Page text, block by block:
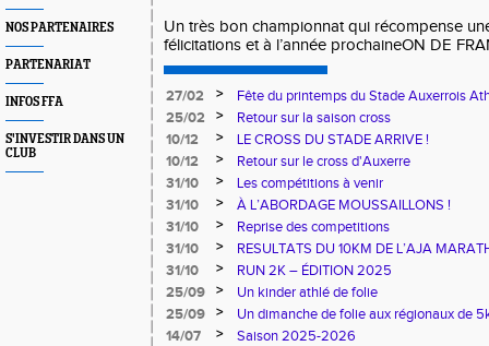
NOS PARTENAIRES
PARTENARIAT
INFOS FFA
S'INVESTIR DANS UN
CLUB
Un très bon championnat qui récompense
félicitations et à l’année prochaineON DE
27/02 >
Fête du printemps du Stade Auxerrois
25/02
>
Retour sur la saison cross
10/12
>
LE CROSS DU STADE ARRIVE !
10/12
>
Retour sur le cross d'Auxerre
31/10
>
Les compétitions à venir
31/10
>
À L’ABORDAGE MOUSSAILLONS !
31/10
>
Reprise des competitions
31/10
>
RESULTATS DU 10KM DE L’AJA
31/10
>
RUN 2K – ÉDITION 2025
25/09
>
Un kinder athlé de folie
25/09
>
Un dimanche de folie aux régionaux de
14/07
>
Saison 2025-2026